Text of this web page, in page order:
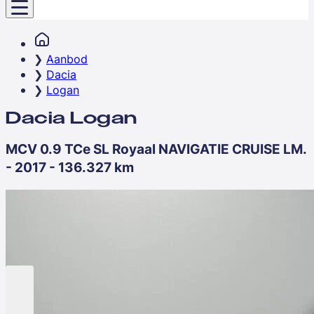
Aanbod
Dacia
Logan
Dacia Logan
MCV 0.9 TCe SL Royaal NAVIGATIE CRUISE LM.
- 2017 - 136.327 km